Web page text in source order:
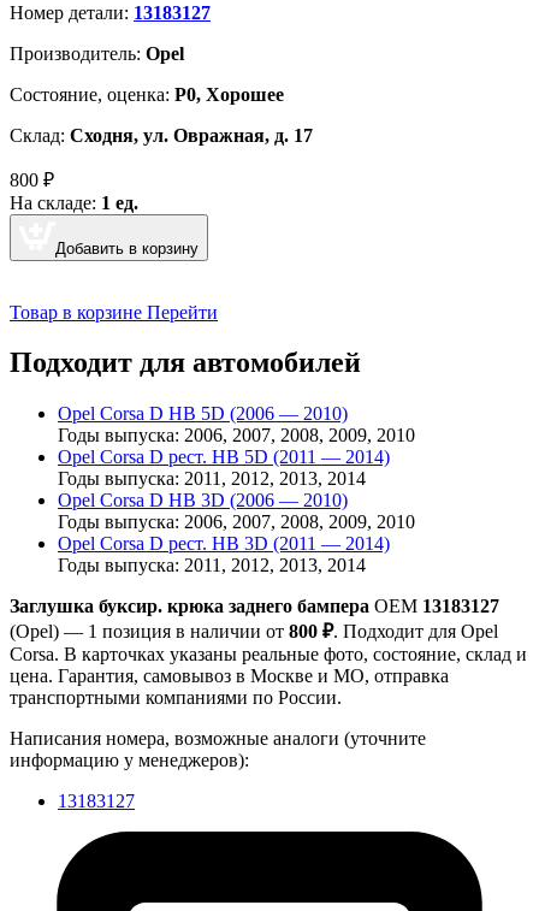
Номер детали: 13183127
Производитель: Opel
Cостояние, оценка: Р0, Хорошее
Склад: Сходня, ул. Овражная, д. 17
800 ₽
На складе: 1 ед.
Добавить в корзину
Товар в корзине Перейти
Подходит для автомобилей
Opel Corsa D HB 5D (2006 — 2010)
Годы выпуска: 2006, 2007, 2008, 2009, 2010
Opel Corsa D рест. HB 5D (2011 — 2014)
Годы выпуска: 2011, 2012, 2013, 2014
Opel Corsa D HB 3D (2006 — 2010)
Годы выпуска: 2006, 2007, 2008, 2009, 2010
Opel Corsa D рест. HB 3D (2011 — 2014)
Годы выпуска: 2011, 2012, 2013, 2014
Заглушка буксир. крюка заднего бампера OEM 13183127
(Opel) — 1 позиция в наличии от 800 ₽. Подходит для Opel
Corsa. В карточках указаны реальные фото, состояние, склад и
цена. Гарантия, самовывоз в Москве и МО, отправка
транспортными компаниями по России.
Написания номера, возможные аналоги (уточните
информацию у менеджеров):
13183127